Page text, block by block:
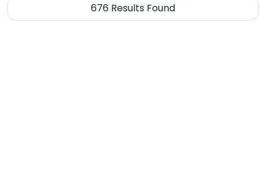
676 Results Found